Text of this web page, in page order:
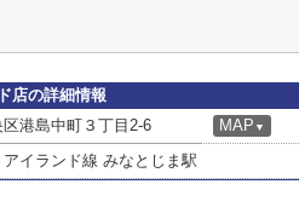
店の詳細情報
港島中町３丁目2-6 MAP ▼
イランド線 みなとじま駅